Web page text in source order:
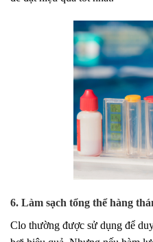
6. Làm sạch tổng thể hàng
Clo thường được sử dụng để